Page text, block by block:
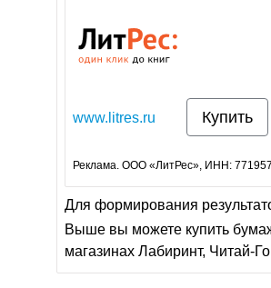
www.litres.ru Купить
Реклама. ООО «ЛитРес», ИНН:
Для формирования
Выше вы можете купить
магазинах Лабиринт, Читай-